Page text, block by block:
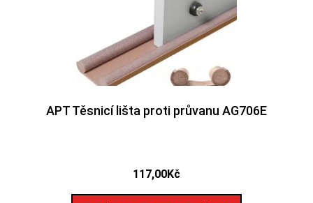
APT Těsnicí lišta proti průvanu AG706E
117,00Kč